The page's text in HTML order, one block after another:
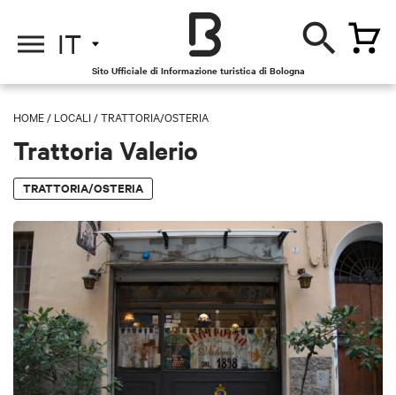
IT
Sito Ufficiale di Informazione turistica di Bologna
HOME / LOCALI /TRATTORIA/OSTERIA
Trattoria Valerio
TRATTORIA/OSTERIA